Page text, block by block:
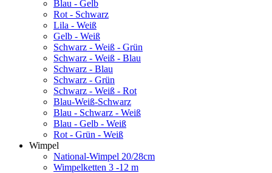
Blau - Gelb
Rot - Schwarz
Lila - Weiß
Gelb - Weiß
Schwarz - Weiß - Grün
Schwarz - Weiß - Blau
Schwarz - Blau
Schwarz - Grün
Schwarz - Weiß - Rot
Blau-Weiß-Schwarz
Blau - Schwarz - Weiß
Blau - Gelb - Weiß
Rot - Grün - Weiß
Wimpel
National-Wimpel 20/28cm
Wimpelketten 3 -12 m